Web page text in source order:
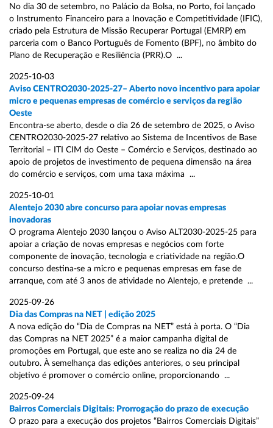
No dia 30 de setembro, no Palácio da Bolsa, no Porto, foi lançado
o Instrumento Financeiro para a Inovação e Competitividade (IFIC),
criado pela Estrutura de Missão Recuperar Portugal (EMRP) em
parceria com o Banco Português de Fomento (BPF), no âmbito do
Plano de Recuperação e Resiliência (PRR).O ...
2025-10-03
Aviso CENTRO2030-2025-27– Aberto novo incentivo para apoiar
micro e pequenas empresas de comércio e serviços da região
Oeste
Encontra-se aberto, desde o dia 26 de setembro de 2025, o Aviso
CENTRO2030-2025-27 relativo ao Sistema de Incentivos de Base
Territorial – ITI CIM do Oeste – Comércio e Serviços, destinado ao
apoio de projetos de investimento de pequena dimensão na área
do comércio e serviços, com uma taxa máxima ...
2025-10-01
Alentejo 2030 abre concurso para apoiar novas empresas
inovadoras
O programa Alentejo 2030 lançou o Aviso ALT2030-2025-25 para
apoiar a criação de novas empresas e negócios com forte
componente de inovação, tecnologia e criatividade na região.O
concurso destina-se a micro e pequenas empresas em fase de
arranque, com até 3 anos de atividade no Alentejo, e pretende ...
2025-09-26
Dia das Compras na NET | edição 2025
A nova edição do “Dia de Compras na NET” está à porta. O “Dia
das Compras na NET 2025” é a maior campanha digital de
promoções em Portugal, que este ano se realiza no dia 24 de
outubro. À semelhança das edições anteriores, o seu principal
objetivo é promover o comércio online, proporcionando ...
2025-09-24
Bairros Comerciais Digitais: Prorrogação do prazo de execução
O prazo para a execução dos projetos “Bairros Comerciais Digitais”